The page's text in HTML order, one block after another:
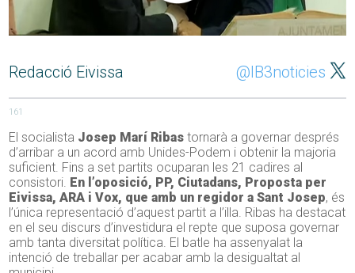
Redacció Eivissa @IB3noticies
161
El socialista Josep Marí Ribas tornarà a governar després
d’arribar a un acord amb Unides-Podem i obtenir la majoria
suficient. Fins a set partits ocuparan les 21 cadires al
consistori. En l’oposició, PP, Ciutadans, Proposta per
Eivissa, ARA i Vox, que amb un regidor a Sant Josep, és
l’única representació d’aquest partit a l’illa. Ribas ha destacat
en el seu discurs d’investidura el repte que suposa governar
amb tanta diversitat política. El batle ha assenyalat la
intenció de treballar per acabar amb la desigualtat al